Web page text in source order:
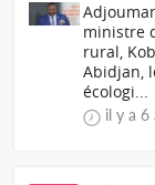
ministre
rural,
Abidjan,
écologi...
il y a 6